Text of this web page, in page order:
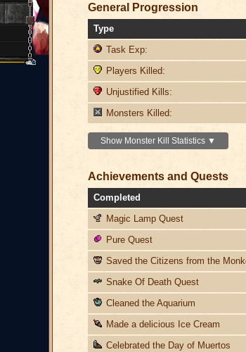
General Progression
Type
Task Exp:
Players Killed:
Unjustified Kills:
Monsters Killed:
Show Monster Kill Statistics ▼
Achievements and Quests
Completed
Magic Lamp Quest
Pure Quest
Saved the Citizens from the
Snake Of Death Quest
Cleaned the Aquarium
Made a delicious Ice Cream
Celebrated the Day of Muertos